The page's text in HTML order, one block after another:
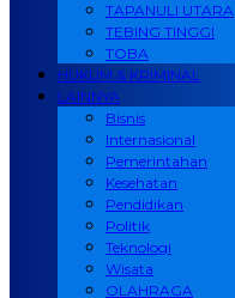
TAPANULI UTARA
TEBING TINGGI
TOBA
HUKUM & KRIMINAL
LAINNYA
Bisnis
Internasional
Pemerintahan
Kesehatan
Pendidikan
Politik
Teknologi
Wisata
OLAHRAGA